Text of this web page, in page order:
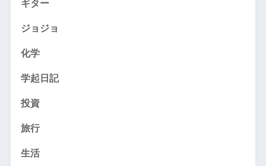
ギター
ジョジョ
化学
学起日記
投資
旅行
生活